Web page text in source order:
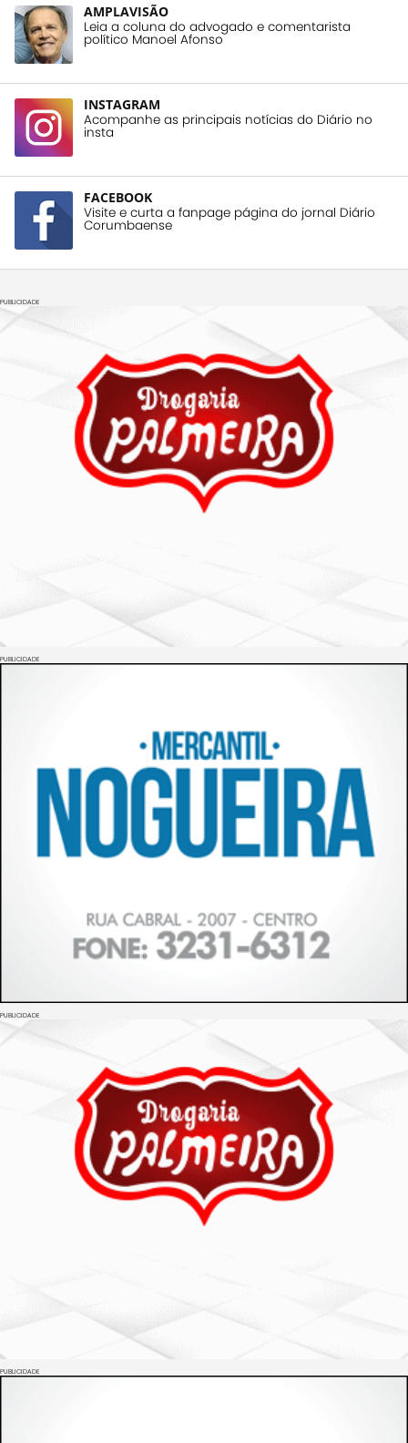
AMPLAVISÃO
Leia a coluna do advogado e comentarista
político Manoel Afonso
INSTAGRAM
Acompanhe as principais notícias do Diário no
insta
FACEBOOK
Visite e curta a fanpage página do jornal Diário
Corumbaense
PUBLICIDADE
PUBLICIDADE
PUBLICIDADE
PUBLICIDADE